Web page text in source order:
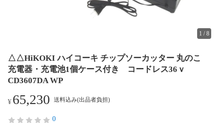
1 /8
△△HiKOKI ハイコーキ チップソーカッター 丸のこ
充電器・充電池1個ケース付き コードレス36ｖ
CD3607DA WP
¥65,230 送料込み(出品者負担)
0